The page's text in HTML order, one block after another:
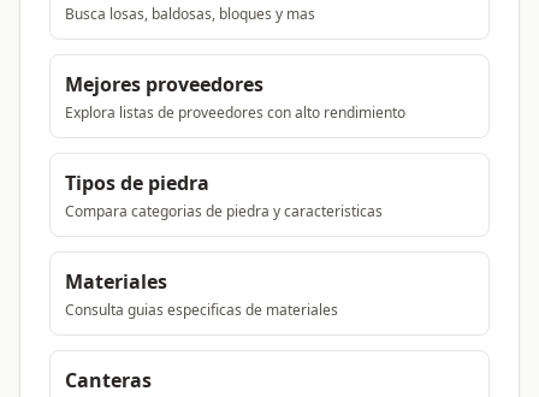
Busca losas, baldosas, bloques y mas
Mejores proveedores
Explora listas de proveedores con alto rendimiento
Tipos de piedra
Compara categorias de piedra y caracteristicas
Materiales
Consulta guias especificas de materiales
Canteras